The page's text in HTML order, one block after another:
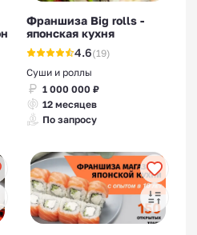
Франшиза Big rolls -
японская кухня
4.6(19)
Суши и роллы
1 000 000 ₽
12 месяцев
По запросу